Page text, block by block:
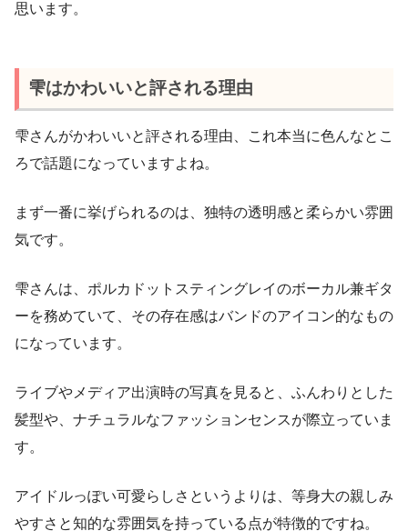
思います。
雫はかわいいと評される理由
雫さんがかわいいと評される理由、これ本当に色んなとこ
ろで話題になっていますよね。
まず一番に挙げられるのは、独特の透明感と柔らかい雰囲
気です。
雫さんは、ポルカドットスティングレイのボーカル兼ギタ
ーを務めていて、その存在感はバンドのアイコン的なもの
になっています。
ライブやメディア出演時の写真を見ると、ふんわりとした
髪型や、ナチュラルなファッションセンスが際立っていま
す。
アイドルっぽい可愛らしさというよりは、等身大の親しみ
やすさと知的な雰囲気を持っている点が特徴的ですね。